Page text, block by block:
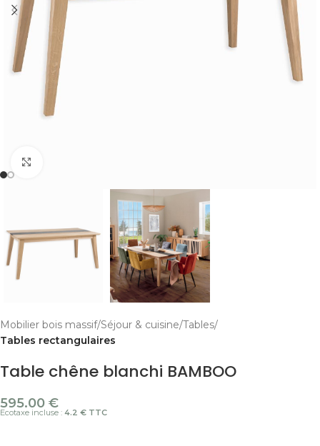
Mobilier bois massif Séjour & cuisine Tables
Tables rectangulaires
Table chêne blanchi BAMBOO
595.00 €
Ecotaxe incluse : 4.2 € TTC